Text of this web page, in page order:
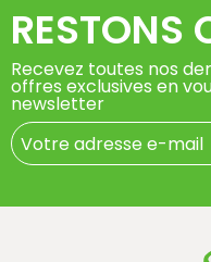
RESTONS
Recevez toutes nos
offres exclusives en
newsletter